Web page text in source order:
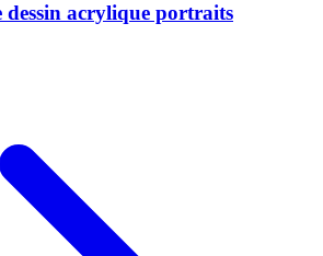
dessin acrylique portraits